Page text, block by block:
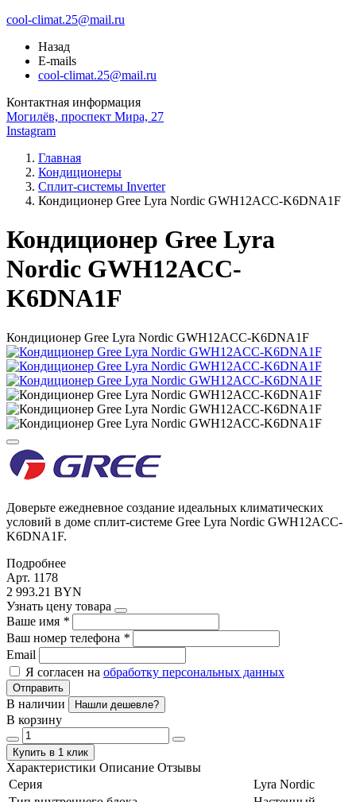
cool-climat.25@mail.ru
Назад
E-mails
cool-climat.25@mail.ru
Контактная информация
Могилёв, проспект Мира, 27
Instagram
Главная
Кондиционеры
Сплит-системы Inverter
Кондиционер Gree Lyra Nordic GWH12ACC-K6DNA1F
Кондиционер Gree Lyra
Nordic GWH12ACC-
K6DNA1F
Кондиционер Gree Lyra Nordic GWH12ACC-K6DNA1F
Доверьте ежедневное создание идеальных климатических
условий в доме сплит-системе Gree Lyra Nordic GWH12ACC-
K6DNA1F.
Подробнее
Арт. 1178
2 993.21 BYN
Узнать цену товара
Ваше имя *
Ваш номер телефона *
Email
Я согласен на обработку персональных данных
Отправить
В наличии Нашли дешевле?
В корзину
Купить в 1 клик
Характеристики Описание Отзывы
Серия
Lyra Nordic